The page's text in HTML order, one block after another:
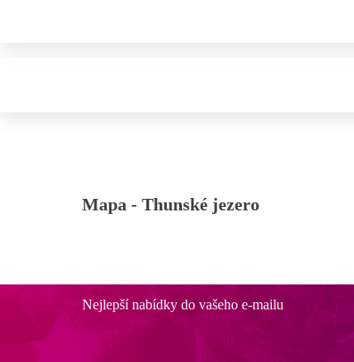
Mapa - Thunské jezero
Nejlepší nabídky do vašeho e-mailu